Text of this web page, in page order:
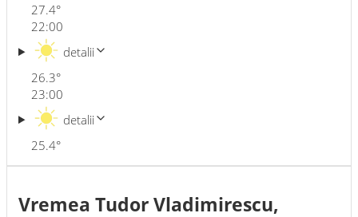
27.4°
22:00
26.3°
detalii
23:00
25.4°
detalii
Vremea Tudor Vladimirescu,